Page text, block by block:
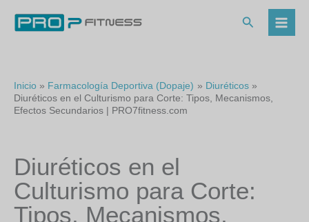
contenido
Buscar
Inicio Farmacología Deportiva (Dopaje)
Diuréticos
Diuréticos en el Culturismo para Corte: Tipos, Mecanismos,
Efectos Secundarios | PRO7fitness.com
Diuréticos en el
Culturismo para Corte:
Tipos, Mecanismos,